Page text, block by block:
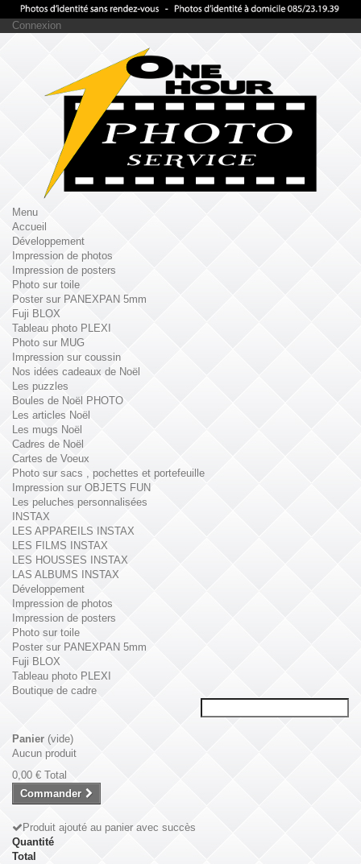
Connexion
Menu
Accueil
Développement
Impression de photos
Impression de posters
Photo sur toile
Poster sur PANEXPAN 5mm
Fuji BLOX
Tableau photo PLEXI
Photo sur MUG
Impression sur coussin
Nos idées cadeaux de Noël
Les puzzles
Boules de Noël PHOTO
Les articles Noël
Les mugs Noël
Cadres de Noël
Cartes de Voeux
Photo sur sacs , pochettes et portefeuille
Impression sur OBJETS FUN
Les peluches personnalisées
INSTAX
LES APPAREILS INSTAX
LES FILMS INSTAX
LES HOUSSES INSTAX
LAS ALBUMS INSTAX
Développement
Impression de photos
Impression de posters
Photo sur toile
Poster sur PANEXPAN 5mm
Fuji BLOX
Tableau photo PLEXI
Boutique de cadre
Panier (vide)
Aucun produit
0,00 € Total
Commander
Produit ajouté au panier avec succès
Quantité
Total